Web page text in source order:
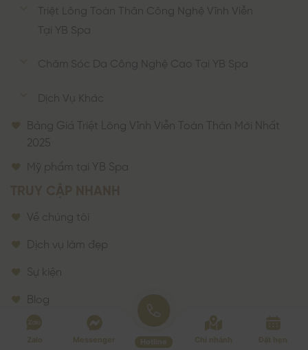
Triệt Lông Toàn Thân Công Nghệ Vĩnh Viễn
Tại YB Spa
Chăm Sóc Da Công Nghệ Cao Tại YB Spa
Dịch Vụ Khác
Bảng Giá Triệt Lông Vĩnh Viễn Toàn Thân Mới Nhất
2025
Mỹ phẩm tại YB Spa
Về chúng tôi
Dịch vụ làm đẹp
Sự kiện
Blog
Liên hệ
Zalo Messenger Hotline Chi nhánh Đặt hẹn